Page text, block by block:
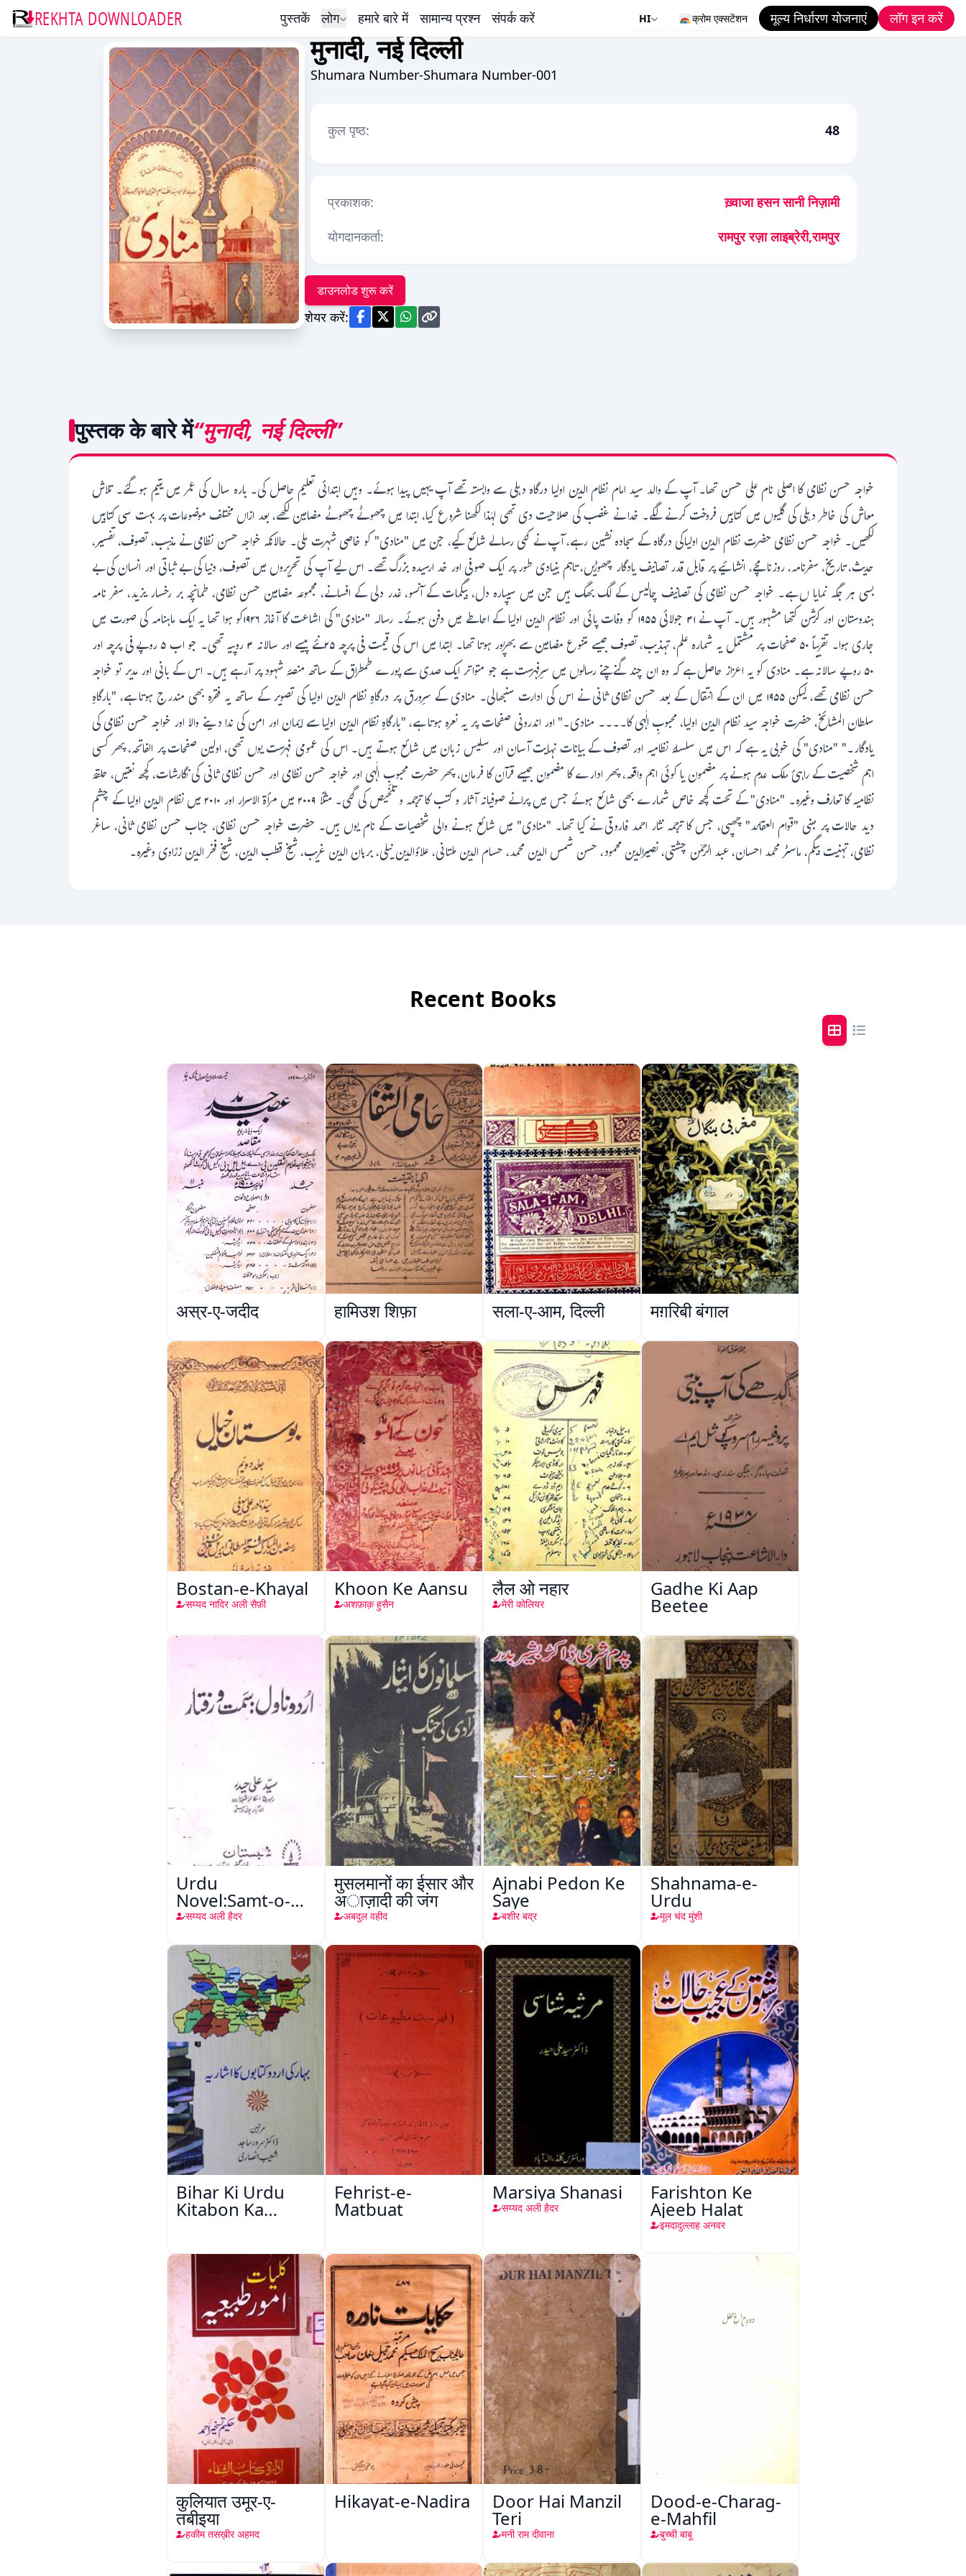
REKHTA DOWNLOADER पुस्तकें लोग हमारे बारे में सामान्य प्रश्न संपर्क करें HI क्रोम एक्सटेंशन मूल्य निर्धारण योजनाएं लॉग इन करें
मुनादी, नई दिल्ली
Shumara Number-Shumara Number-001
कुल पृष्ठ: 48
प्रकाशक:
ख़्वाजा हसन सानी निज़ामी
योगदानकर्ता:
रामपुर रज़ा लाइब्रेरी,रामपुर
डाउनलोड शुरू करें
शेयर करें:
पुस्तक के बारे में“मुनादी, नई दिल्ली”
خواجہ حسن نظامی کا اصلی نام علی حسن تھا۔ آپ کے والد سید امام نظام الدین اولیا درگاہ دہلی سے وابستہ تھے آپ یہیں پیدا ہوئے۔ وہیں ابتدائی تعلیم حاصل کی۔ بارہ سال کی عمر میں یتیم ہو گئے۔ تلاش
معاش کی خاطر دہلی کی گلیوں میں کتابیں فروخت کرنے لگے۔ خدا نے غضب کی صلاحیت دی تھی لہٰذا لکھنا شروع کیا، ابتدا میں چھوٹے چھوٹے مضامین لکھے، بعد ازاں مختلف موضوعات پر بہت سی کتابیں
لکھیں۔ خواجہ حسن نظامی حضرت نظام الدین اولیاکی درگاہ کے سجادہ نشین رہے، آپ نے کئی رسالے شائع کیے، جن میں "منادی" کو خاصی شہرت ملی۔ حالانکہ خواجہ حسن نظامی نے مذہب، تصوف، تفسیر،
حدیث، تاریخ، سفرنامہ، روزنامچے، انشائیے پر قابل قدر تصانیف یادگار چھوڑیں، تاہم بنیادی طور پر ایک صوفی اور خد ارسیدہ بزرگ تھے۔ اس لیے آپ کی تحریروں میں تصوف، دنیا کی بے ثباتی اور انسان کی بے
بسی ہر جگہ نمایا ں ہے۔ خواجہ حسن نظامی کی تصانیف چالیس کے لگ بھگ ہیں جن میں سیپارہ دل، بیگمات کے آنسو، غدر دلی کے افسانے، مجموعہ مضامین حسن نظامی، طمانچہ بر رخسار یزید، سفر نامہ
ہندوستان اور کرشن کتھا مشہور ہیں۔ آپ نے ۳۱ جولائی ۱۹۵۵ کو وفات پائی اور نظام الدین اولیا کے احاطے میں دفن ہوئے۔ رسالہ "منادی" کی اشاعت کا آغاز ۱۹۲۶کو ہوا تھا یہ ایک ماہنامہ کی صورت میں
جاری ہوا۔ تقریباً ۵۰ صفحات پر مشتمل یہ شمارہ علم، تہذیب، تصوف جیسے متنوع مضامین سے بھرپور ہوتا تھا۔ ابتدا میں اس کی قیمت فی پرچہ ۲۵نئے پیسے اور سالانہ ۳ روپیہ تھی۔ جو اب ۵ روپے فی پرچہ اور
۵۰ روپے سالانہ ہے۔ منادی کو یہ اعزاز حاصل ہے کہ وہ ان چند گنے چنے رسالوں میں سرِفہرست ہے جو متواتر ایک صدی سے پورے طمطراق کے ساتھ منصۂ شہود پر آرہے ہیں۔ اس کے بانی اور مدیر تو خواجہ
حسن نظامی تھے، لیکن ۱۹۵۵ میں ان کے انتقال کے بعد حسن نظامی ثانی نے اس کی ادارت سنبھالی۔ منادی کے سرِورق پر درگاہِ نظام الدین اولیا کی تصویر کے ساتھ یہ فقرہ بھی مندرج ہوتا ہے، "بارگاہِ
سلطان المشائخ، حضرت خواجہ سید نظام الدین اولیا، محبوبِ الٰہی کا۔۔۔۔ منادی۔" اور اندرونی صفحات پر یہ نعرہ ہوتا ہے، "بارگاہِ نظام الدین اولیا سے ایمان اور امن کی ندا دینے والا اور خواجہ حسن نظامی کی
یادگار۔" "منادی" کی خوبی یہ ہے کہ اس میں سلسلۂ نظامیہ اور تصوف کے بیانات نہایت آسان اور سلیس زبان میں شائع ہوتے ہیں۔ اس کی عمومی فہرست یوں تھی، اولین صفحات پر الفاتحہ، پھر کسی
اہم شخصیت کے راہیٔ ملک عدم ہونے پر مضمون یا کوئی اہم واقعہ، پھر ادارے کا مضمون جیسے قرآن کا فرمان، پھر حضرت محبوبِ الٰہی اور خواجہ حسن نظامی اور حسن نظامی ثانی کی نگارشات، کچھ نعتیں، حلقۂ
نظامیہ کا تعارف وغیرہ۔ "منادی" کے تحت کچھ خاص شمارے بھی شائع ہوئے جس میں پرانے صوفیانہ آثار و کتب کا ترجمہ و تلخیص کی گئی۔ مثلاً ۲۰۰۹ میں مرأۃ الاسرار اور ۲۰۱۰ میں نظام الدین اولیا کے چشم
دید حالات پر مبنی "قوام العقائد" چھپی، جس کا ترجمہ نثار احمد فاروقی نے کیا تھا۔ "منادی" میں شائع ہونے والی شخصیات کے نام یوں ہیں۔ حضرت خواجہ حسن نظامی، جناب حسن نظامی ثانی، ساغر
نظامی، تہنیت بیگم، ماسٹر محمد احسان، عبد الرحمٰن چشتی، نصیرالدین محمود، حسن شمس الدین محمد، حسام الدین ملتانی، علاؤالدین نیلی، برہان الدین غریب، شیخ قطب الدین، شیخ فخر الدین زرّاوی وغیرہ۔
Recent Books
अस्र-ए-जदीद हामिउश शिफ़ा सला-ए-आम, दिल्ली मग़रिबी बंगाल
Bostan-e-Khayal
सय्यद नादिर अली सैफ़ी
Khoon Ke Aansu
अशफ़ाक़ हुसैन
लैल ओ नहार
मेरी कोलियर
Gadhe Ki Aap
Beetee
Urdu
Novel:Samt-o-
Raftar
सय्यद अली हैदर
मुसलमानों का ईसार और
अाज़ादी की जंग
अबदुल वहीद
Ajnabi Pedon Ke
Saye
बशीर बद्र
Shahnama-e-
Urdu
मूल चंद मुंशी
Bihar Ki Urdu
Kitabon Ka
Fehrist-e-
Matbuat
Marsiya Shanasi
सय्यद अली हैदर
Farishton Ke
Ajeeb Halat
इमदादुल्लाह अनवर
कुलियात उमूर-ए-
तबीइया
हकीम तसख़ीर अहमद
Hikayat-e-Nadira Door Hai Manzil
Teri
मनी राम दीवाना
Dood-e-Charag-
e-Mahfil
बुच्ची बाबू